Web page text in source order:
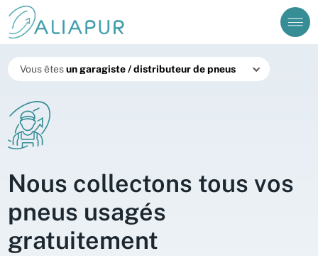
Vous êtes
Nous collectons tous vos
pneus usagés
gratuitement
Nom
Cependant, si vous avez une question relative à une
d’enlèvement ou autres) vous devez nous contacter
via le formulaire disponible dans notre Foire aux
Consulter la FAQ